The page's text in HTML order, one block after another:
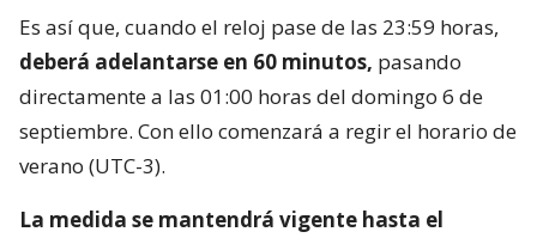
Es así que, cuando el reloj pase de las 23:59 horas,
deberá adelantarse en 60 minutos, pasando
directamente a las 01:00 horas del domingo 6 de
septiembre. Con ello comenzará a regir el horario de
verano (UTC-3).
La medida se mantendrá vigente hasta el